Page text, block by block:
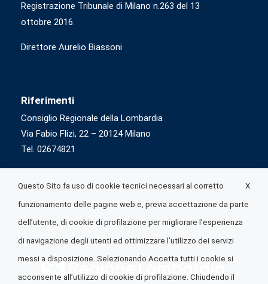
Registrazione Tribunale di Milano n.263 del 13
ottobre 2016.
Direttore Aurelio Biassoni
Riferimenti
Consiglio Regionale della Lombardia
Via Fabio Flizi, 22 – 20124 Milano
Tel. 02674821
X
Questo Sito fa uso di cookie tecnici necessari al corretto
funzionamento delle pagine web e, previa accettazione da parte
dell’utente, di cookie di profilazione per migliorare l’esperienza
di navigazione degli utenti ed ottimizzare l’utilizzo dei servizi
messi a disposizione. Selezionando Accetta tutti i cookie si
acconsente all’utilizzo di cookie di profilazione. Chiudendo il